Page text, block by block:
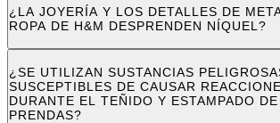
¿LA JOYERÍA Y LOS DETALLES DE
ROPA DE H&M DESPRENDEN NÍQUEL?
¿SE UTILIZAN SUSTANCIAS
SUSCEPTIBLES DE CAUSAR
DURANTE EL TEÑIDO Y ESTAMPADO
PRENDAS?